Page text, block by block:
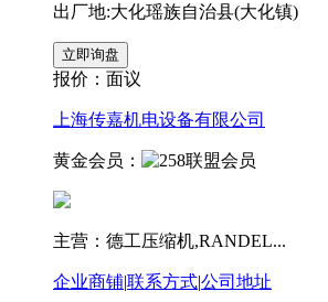
出厂地:大化瑶族自治县(大化镇)
报价： 面议
上海传嘉机电设备有限公司
黄金会员：
主营：德工压缩机,RANDEL...
企业商铺|联系方式|公司地址